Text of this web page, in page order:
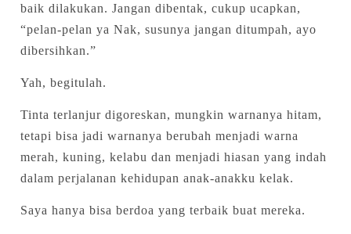
baik dilakukan. Jangan dibentak, cukup ucapkan,
“pelan-pelan ya Nak, susunya jangan ditumpah, ayo
dibersihkan.”
Yah, begitulah.
Tinta terlanjur digoreskan, mungkin warnanya hitam,
tetapi bisa jadi warnanya berubah menjadi warna
merah, kuning, kelabu dan menjadi hiasan yang indah
dalam perjalanan kehidupan anak-anakku kelak.
Saya hanya bisa berdoa yang terbaik buat mereka.